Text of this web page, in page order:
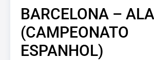
BARCELONA –
(CAMPEONATO
ESPANHOL)